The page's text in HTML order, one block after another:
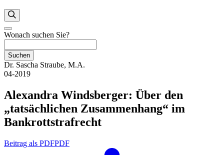
Wonach suchen Sie?
Suchen
Dr. Sascha Straube, M.A.
04-2019
Alexandra Windsberger: Über den
„tatsächlichen Zusammenhang“ im
Bankrottstrafrecht
Beitrag als PDFPDF